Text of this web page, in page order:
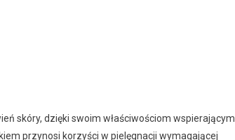
skóry, dzięki swoim właściwościom wspierającym
przynosi korzyści w pielęgnacji wymagającej